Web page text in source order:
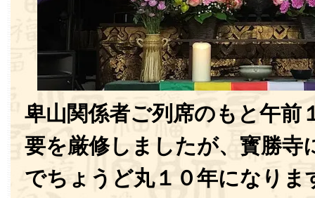
卑山関係者ご列席のもと午前
要を厳修しましたが、寳勝寺
でちょうど丸１０年になりま